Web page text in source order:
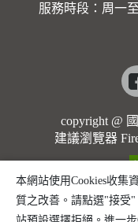
服務時段：周一
copyright @
建議瀏覽器
本網站使用Cookies收集
質之改善。請點選"接受
站預設選擇拒絕。進一